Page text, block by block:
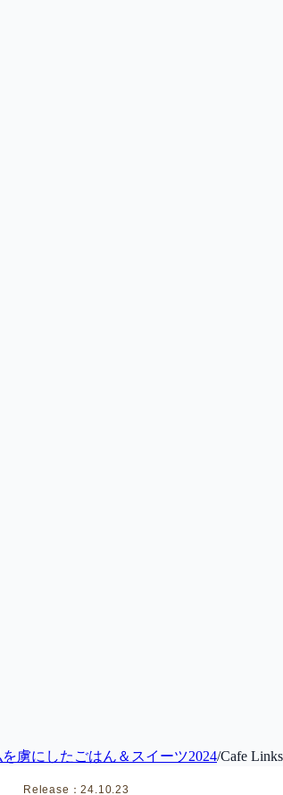
虜にしたごはん＆スイーツ2024/Cafe